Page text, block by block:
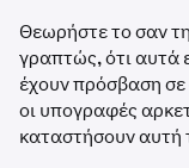
Θεωρήστε το σαν
γραπτώς, ότι αυτά
έχουν πρόσβαση σε
οι υπογραφές
καταστήσουν αυτή